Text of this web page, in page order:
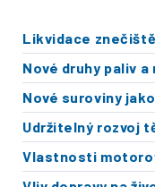
Likvidace
Nové druhy paliv
Nové suroviny
Udržitelný rozvoj
Vlastnosti